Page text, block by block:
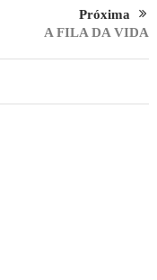
Próxima
A FILA DA VIDA